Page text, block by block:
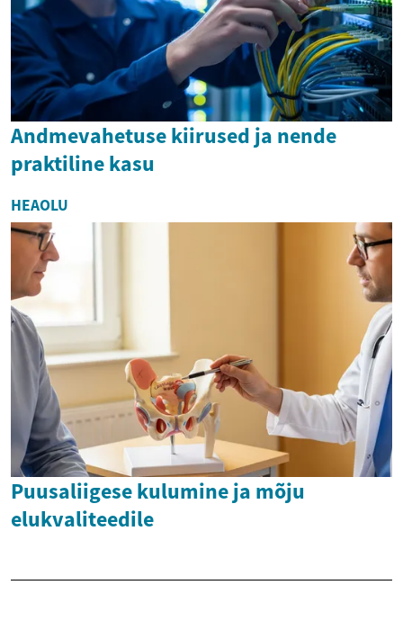
Andmevahetuse kiirused ja nende
praktiline kasu
HEAOLU
Puusaliigese kulumine ja mõju
elukvaliteedile